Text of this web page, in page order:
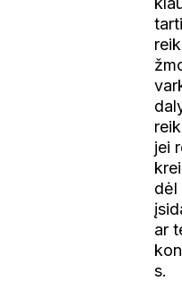
jei
dėl
ar
s.